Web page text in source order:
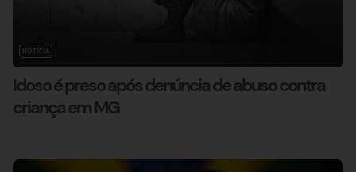
NOTÍCIA
Idoso é preso após denúncia de abuso contra
criança em MG